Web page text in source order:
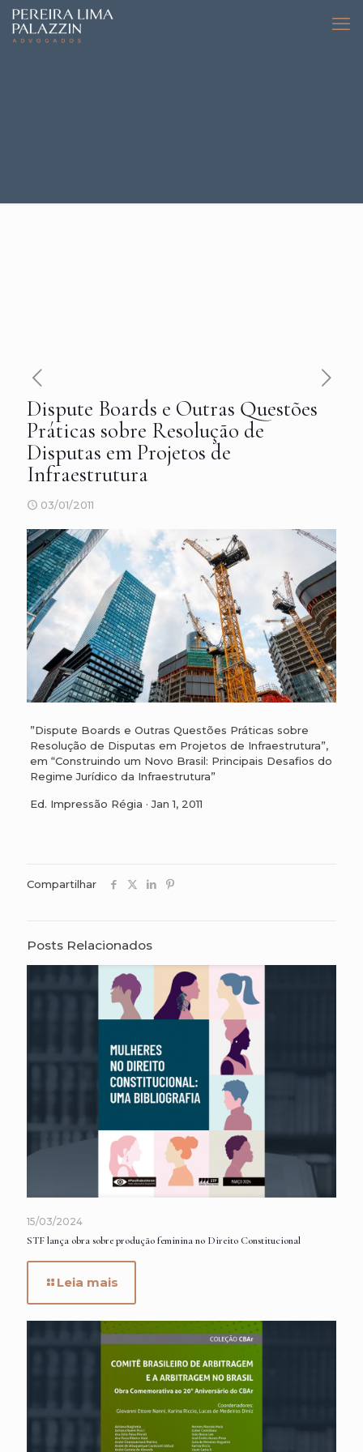
Dispute Boards e Outras Questões
Práticas sobre Resolução de
Disputas em Projetos de
Infraestrutura
03/01/2011
”Dispute Boards e Outras Questões Práticas sobre
Resolução de Disputas em Projetos de Infraestrutura”,
em “Construindo um Novo Brasil: Principais Desafios do
Regime Jurídico da Infraestrutura”
Ed. Impressão Régia · Jan 1, 2011
Compartilhar
Posts Relacionados
15/03/2024
STF lança obra sobre produção feminina no Direito Constitucional
Leia mais